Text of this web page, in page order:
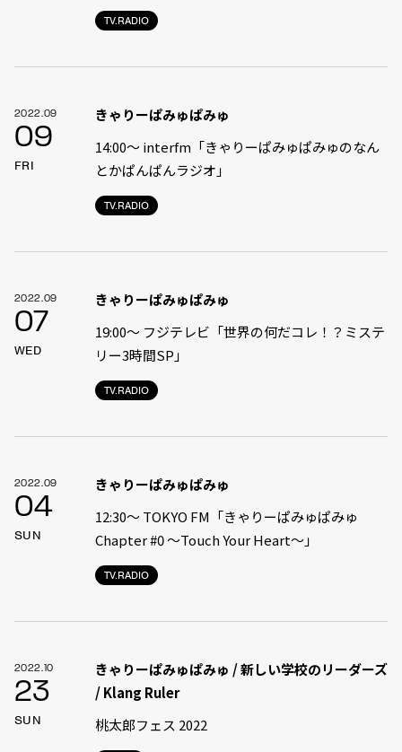
TV.RADIO
2022.09
09
FRI
TV.RADIO
きゃりーぱみゅぱみゅ
14:00〜 interfm「きゃりーぱみゅぱみゅのなん
とかぱんぱんラジオ」
2022.09
07
WED
TV.RADIO
きゃりーぱみゅぱみゅ
19:00〜 フジテレビ「世界の何だコレ！？ミステ
リー3時間SP」
2022.09
04
SUN
TV.RADIO
きゃりーぱみゅぱみゅ
12:30〜 TOKYO FM「きゃりーぱみゅぱみゅ
Chapter #0 〜Touch Your Heart〜」
2022.10
23
SUN
きゃりーぱみゅぱみゅ / 新しい学校のリーダーズ
/ Klang Ruler
桃太郎フェス 2022